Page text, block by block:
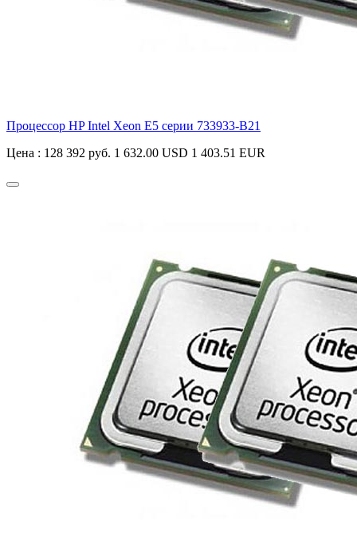
Процессор HP Intel Xeon E5 серии 733933-B21
Цена : 128 392 руб. 1 632.00 USD 1 403.51 EUR